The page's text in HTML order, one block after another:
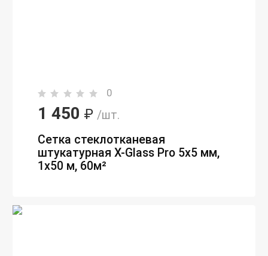
0
1 450 ₽ /шт.
Сетка стеклотканевая
штукатурная X-Glass Pro 5х5 мм,
1х50 м, 60м²